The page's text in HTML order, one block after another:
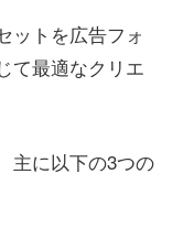
ットを広告フォ
て最適なクリエ
主に以下の3つの